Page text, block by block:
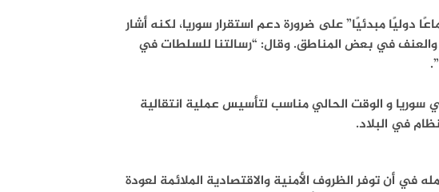
دوليًا مبدئيًا” على ضرورة دعم استقرار سوريا، لكنه أشار
والعنف في بعض المناطق. وقال: “رسالتنا للسلطات في
سوريا و الوقت الحالي مناسب لتأسيس عملية انتقالية
في البلاد.
في أن توفر الظروف الأمنية والاقتصادية الملائمة لعودة